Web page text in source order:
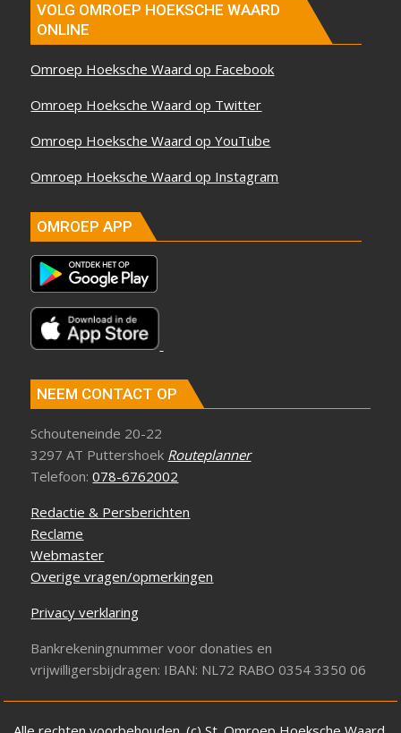
VOLG OMROEP HOEKSCHE WAARD
ONLINE
Omroep Hoeksche Waard op Facebook
Omroep Hoeksche Waard op Twitter
Omroep Hoeksche Waard op YouTube
Omroep Hoeksche Waard op Instagram
OMROEP APP
NEEM CONTACT OP
Schouteneinde 20-22
3297 AT Puttershoek Routeplanner
Telefoon:078-6762002
Redactie & Persberichten
Reclame
Webmaster
Overige vragen/opmerkingen
Privacy verklaring
Bankrekeningnummer voor donaties en
vrijwilligersbijdragen: IBAN: NL72 RABO 0354 3350 06